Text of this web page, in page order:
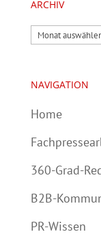
ARCHIV
Archiv
NAVIGATION
Home
360-Grad-
B2B-
PR-Wissen